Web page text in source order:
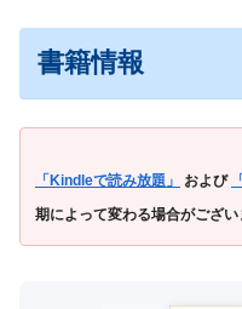
書籍情報
「Kindleで読み放題」 および
期によって変わる場合がござい